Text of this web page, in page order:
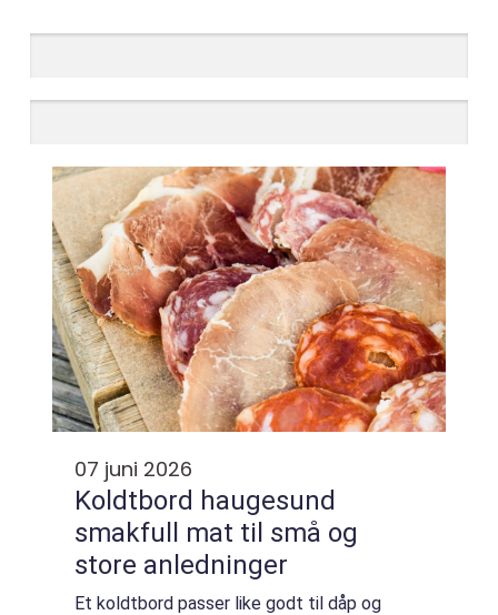
07 juni 2026
Koldtbord haugesund
smakfull mat til små og
store anledninger
Et koldtbord passer like godt til dåp og